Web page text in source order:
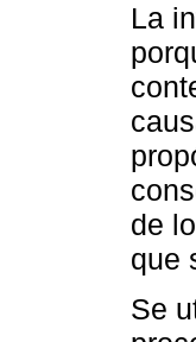
La
de
que
Se